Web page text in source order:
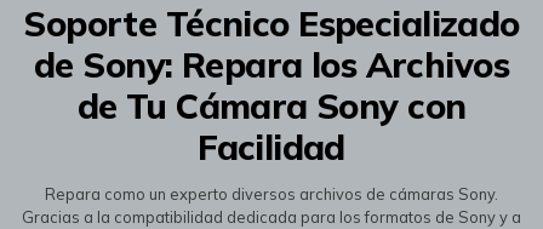
Soporte Técnico Especializado
de Sony: Repara los Archivos
de Tu Cámara Sony con
Facilidad
Repara como un experto diversos archivos de cámaras Sony.󠀲󠀡󠀢󠀣󠀳
Gracias a la compatibilidad dedicada para los formatos de Sony y a